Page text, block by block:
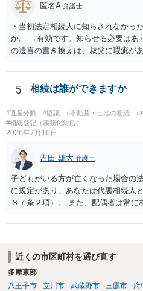
匿名A 弁護士
・当初法定相続人に知らされなかっ
か。 →有効です。知らせる必要はあ
の遺言の書き換えは、叔父に瑕疵が
ますか。 →本人が自由に決められま
です。客観的な基準もありません。
することはできますか。 →分割を拒
ないということでしょうか。遺言で
と拒否することはできます。理由を
5 相続は誰ができますか
#遺産分割 #協議 #不動産・土地の相続
#
#相続登記（義務化対応）
2026年7月16日
吉田 雄大 弁護士
子どもがいる方が亡くなった場合の
に規定があり、あなたは代襲相続人
８７条２項）。 また、配偶者は常
も相続権があります。つまり、孫５
近くの市区町村を選び直す
多摩東部
八王子市
立川市 武蔵野市 三鷹市 府